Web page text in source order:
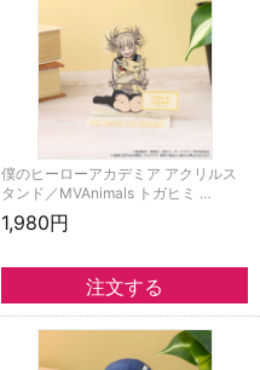
僕のヒーローアカデミア アクリルス
タンド／MVAnimals トガヒミ …
1,980円